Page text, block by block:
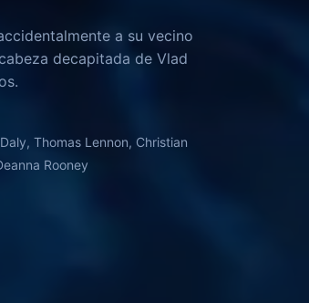
a su vecino
decapitada de Vlad
Thomas Lennon, Christian
Rooney